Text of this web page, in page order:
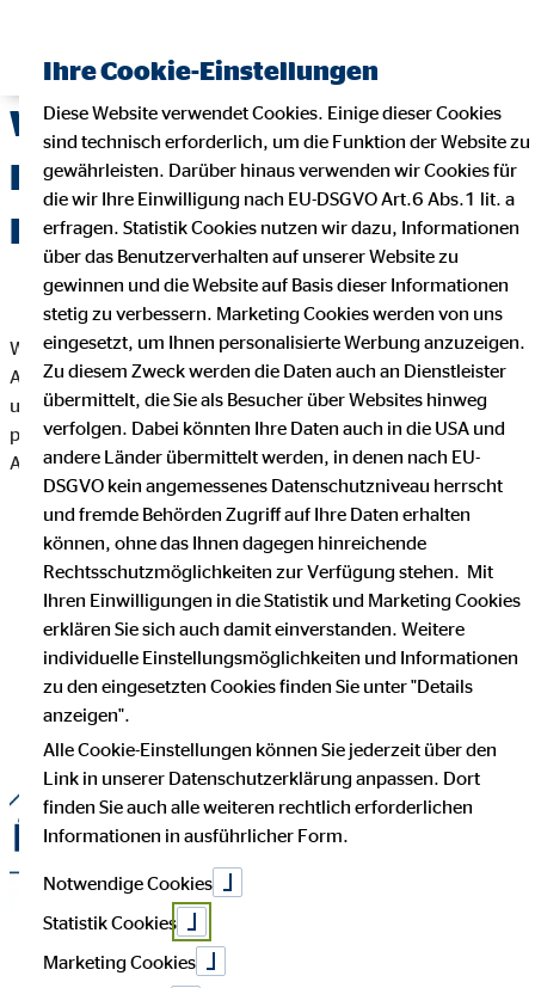
Was macht uns zum idealen
Partner für Deine
Baufinanzierung?
Warum uns für deine Baufinanzierung wählen? Statt nur ein
Angebot von deiner Hausbank zu erhalten, bekommst du bei
uns schnell vergleichbare Angebote von über 500 Banken. Wir
prüfen und passen diese an deine Bedürfnisse an, um das beste
Angebot für dich zu finden.
Ihre Cookie-Einstellungen
Diese Website verwendet Cookies. Einige dieser Cookies
sind technisch erforderlich, um die Funktion der Website zu
gewährleisten. Darüber hinaus verwenden wir Cookies für
die wir Ihre Einwilligung nach EU-DSGVO Art.6 Abs.1 lit. a
erfragen. Statistik Cookies nutzen wir dazu, Informationen
über das Benutzerverhalten auf unserer Website zu
gewinnen und die Website auf Basis dieser Informationen
stetig zu verbessern. Marketing Cookies werden von uns
eingesetzt, um Ihnen personalisierte Werbung anzuzeigen.
Zu diesem Zweck werden die Daten auch an Dienstleister
übermittelt, die Sie als Besucher über Websites hinweg
verfolgen. Dabei könnten Ihre Daten auch in die USA und
andere Länder übermittelt werden, in denen nach EU-
DSGVO kein angemessenes Datenschutzniveau herrscht
und fremde Behörden Zugriff auf Ihre Daten erhalten
können, ohne das Ihnen dagegen hinreichende
Rechtsschutzmöglichkeiten zur Verfügung stehen. Mit
Ihren Einwilligungen in die Statistik und Marketing Cookies
erklären Sie sich auch damit einverstanden. Weitere
individuelle Einstellungsmöglichkeiten und Informationen
zu den eingesetzten Cookies finden Sie unter "Details
anzeigen".
Alle Cookie-Einstellungen können Sie jederzeit über den
Link in unserer Datenschutzerklärung anpassen. Dort
finden Sie auch alle weiteren rechtlich erforderlichen
Informationen in ausführlicher Form.
Notwendige Cookies
Statistik Cookies
Marketing Cookies